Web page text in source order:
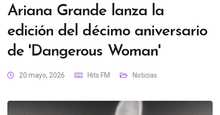
Ariana Grande lanza la
edición del décimo aniversario
de 'Dangerous Woman'
20 mayo, 2026 Hits FM Noticias